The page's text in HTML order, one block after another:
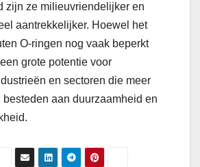
zijn ze milieuvriendelijker en
aantrekkelijker. Hoewel het
O-ringen nog vaak beperkt
grote potentie voor
en sectoren die meer
aan duurzaamheid en